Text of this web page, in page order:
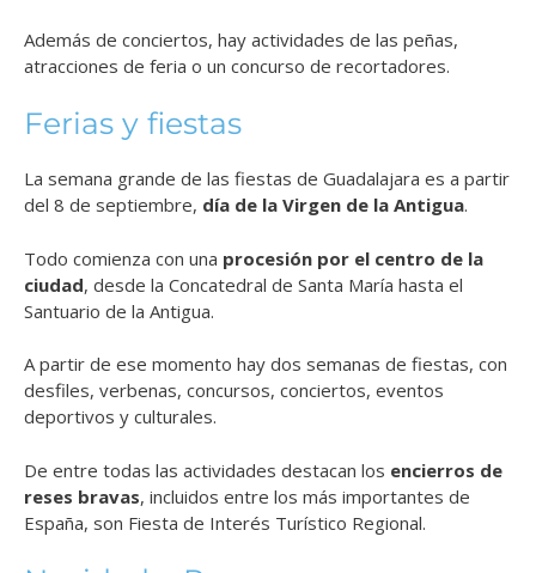
Además de conciertos, hay actividades de las peñas,
atracciones de feria o un concurso de recortadores.
Ferias y fiestas
La semana grande de las fiestas de Guadalajara es a partir
del 8 de septiembre, día de la Virgen de la Antigua.
Todo comienza con una procesión por el centro de la
ciudad, desde la Concatedral de Santa María hasta el
Santuario de la Antigua.
A partir de ese momento hay dos semanas de fiestas, con
desfiles, verbenas, concursos, conciertos, eventos
deportivos y culturales.
De entre todas las actividades destacan los encierros de
reses bravas, incluidos entre los más importantes de
España, son Fiesta de Interés Turístico Regional.